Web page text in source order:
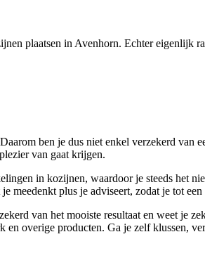
plaatsen in Avenhorn. Echter eigenlijk
ben je dus niet enkel verzekerd
van gaat krijgen.
in kozijnen, waardoor je steeds het
meedenkt plus je adviseert, zodat je tot
van het mooiste resultaat en weet je
overige producten. Ga je zelf klussen,